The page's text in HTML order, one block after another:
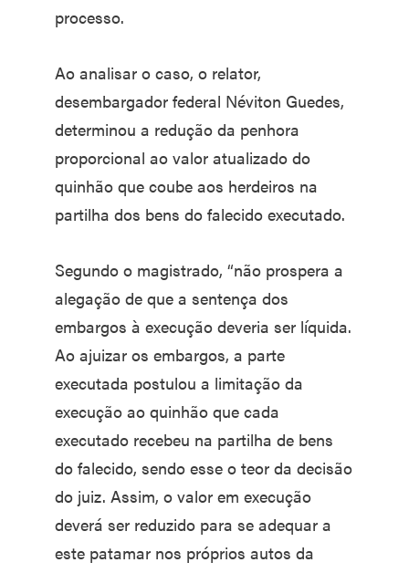
processo.
Ao analisar o caso, o relator,
desembargador federal Néviton Guedes,
determinou a redução da penhora
proporcional ao valor atualizado do
quinhão que coube aos herdeiros na
partilha dos bens do falecido executado.
Segundo o magistrado, “não prospera a
alegação de que a sentença dos
embargos à execução deveria ser líquida.
Ao ajuizar os embargos, a parte
executada postulou a limitação da
execução ao quinhão que cada
executado recebeu na partilha de bens
do falecido, sendo esse o teor da decisão
do juiz. Assim, o valor em execução
deverá ser reduzido para se adequar a
este patamar nos próprios autos da